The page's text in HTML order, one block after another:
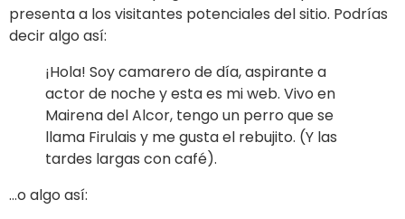
presenta a los visitantes potenciales del sitio. Podrías
decir algo así:
¡Hola! Soy camarero de día, aspirante a
actor de noche y esta es mi web. Vivo en
Mairena del Alcor, tengo un perro que se
llama Firulais y me gusta el rebujito. (Y las
tardes largas con café).
…o algo así: